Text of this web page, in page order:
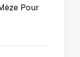
Pour